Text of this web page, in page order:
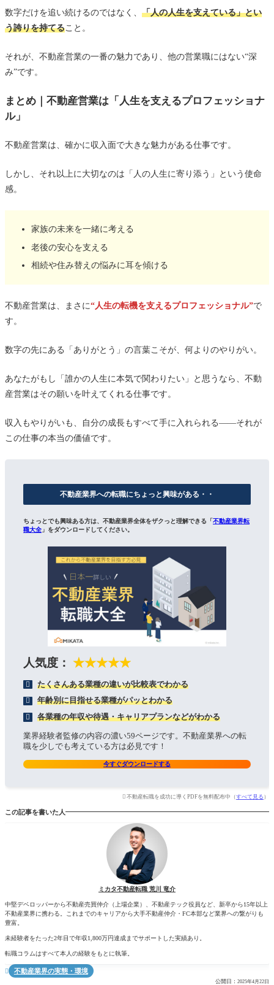
数字だけを追い続けるのではなく、 「人の人生を支えている」とい
う誇りを持てること。
それが、不動産営業の一番の魅力であり、他の営業職にはない“深
み”です。
まとめ｜不動産営業は「人生を支えるプロフェッショナ
ル」
不動産営業は、確かに収入面で大きな魅力がある仕事です。
しかし、それ以上に大切なのは「人の人生に寄り添う」という使命
感。
家族の未来を一緒に考える
老後の安心を支える
相続や住み替えの悩みに耳を傾ける
不動産営業は、まさに“人生の転機を支えるプロフェッショナル”で
す。
数字の先にある「ありがとう」の言葉こそが、何よりのやりがい。
あなたがもし「誰かの人生に本気で関わりたい」と思うなら、不動
産営業はその願いを叶えてくれる仕事です。
収入もやりがいも、自分の成長もすべて手に入れられる――それが
この仕事の本当の価値です。
不動産業界への転職にちょっと興味がある・・
ちょっとでも興味ある方は、不動産業界全体をザクっと理解できる「不動産業界転
職大全 」をダウンロードしてください。
人気度： ★★★★★
たくさんある業種の違いが比較表でわかる
年齢別に目指せる業種がパッとわかる
各業種の年収や待遇・キャリアプランなどがわかる
業界経験者監修の内容の濃い59ページです。不動産業界への転
職を少しでも考えている方は必見です！
今すぐダウンロードする
不動産転職を成功に導くPDFを無料配布中（すべて見る ）
この記事を書いた人
ミカタ不動産転職 荒川 竜介
中堅デベロッパーから不動産売買仲介（上場企業）、不動産テック役員など、新卒から15年以上
不動産業界に携わる。これまでのキャリアから大手不動産仲介・FC本部など業界への繋がりも
豊富。
未経験者をたった2年目で年収1,800万円達成までサポートした実績あり。
転職コラムはすべて本人の経験をもとに執筆。
 不動産業界の実態・環境
公開日： 2025年4月22日